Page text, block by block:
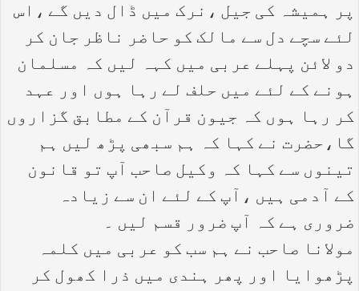
پر ہمیشہ کی جیل ،نرک میں ڈال دیں گے ،اس
لئے سچے دل سے مالک کو حاضر ناظر جان کر
دو لائن پہلے عربی میں کہہ لیں کہ مسلمان
ہونے کے لئے میں حلف لے رہا ہوں اور عہد
کر رہا ہوں کہ جیون قرآن کے مطابق گزاروں
گا،حضرت نے کہا کہ ہم سبھی پڑھ لیں ہم
تینوں سے کہا کہ وکیل صاحب آپ تو قانون
کے آدمی ہیں ،آپ کے لئے ان سے زیادہ
ضروری ہے کہ آپ ضرور قسم لیں ۔
مولانا صاحب نے ہم سب کو عربی میں کلمہ
پڑھوایا اور پھر ہندی میں ذرا کھول کر